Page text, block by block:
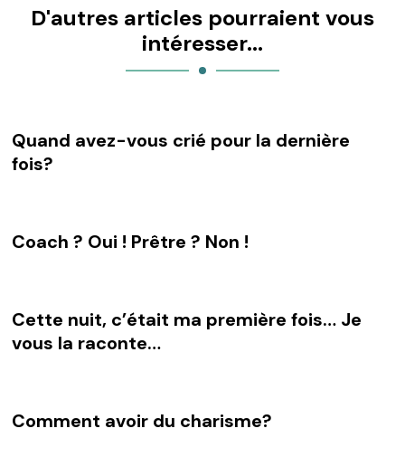
D'autres articles pourraient vous
intéresser...
Quand avez-vous crié pour la dernière
fois?
Coach ? Oui ! Prêtre ? Non !
Cette nuit, c’était ma première fois… Je
vous la raconte…
Comment avoir du charisme?